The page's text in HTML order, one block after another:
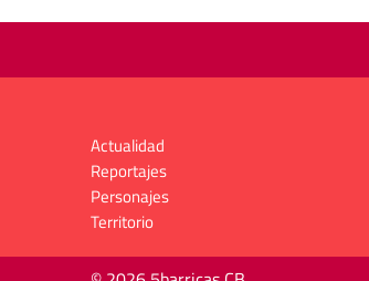
Actualidad
Reportajes
Personajes
Territorio